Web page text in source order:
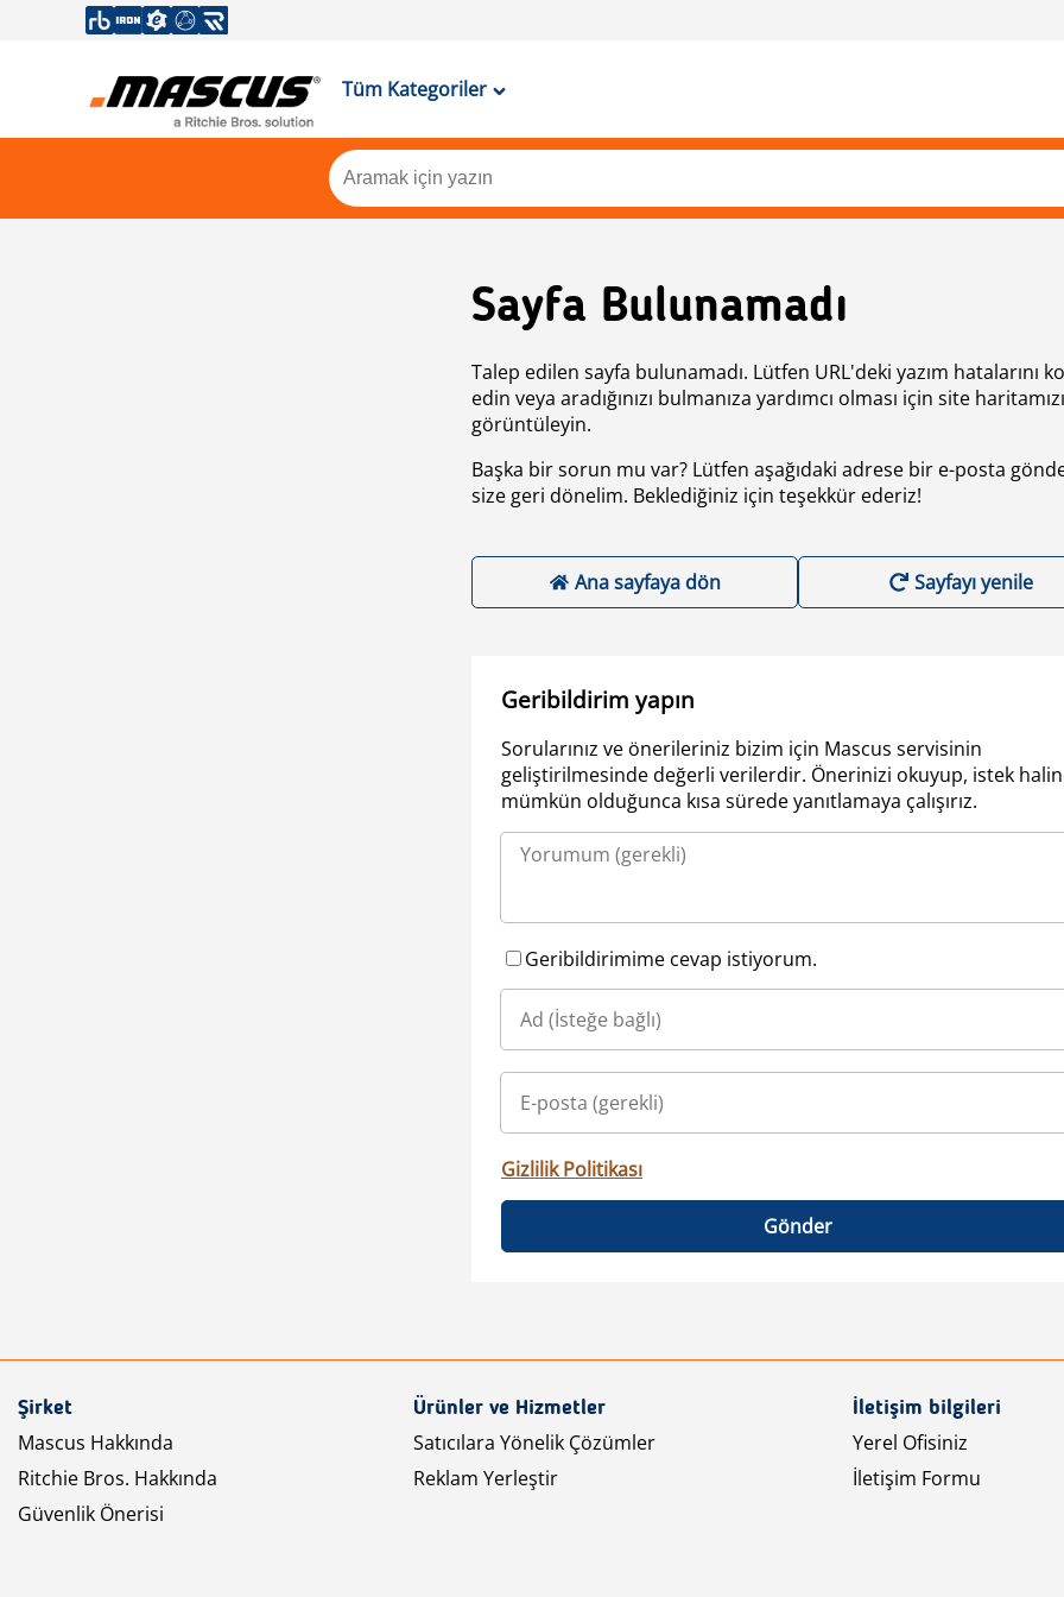
Tüm Kategoriler
Sayfa Bulunamadı
Talep edilen sayfa bulunamadı. Lütfen URL'deki yazım hatalarını
edin veya aradığınızı bulmanıza yardımcı olması için site haritamızı
görüntüleyin.
Başka bir sorun mu var? Lütfen aşağıdaki adrese bir e-posta
size geri dönelim. Beklediğiniz için teşekkür ederiz!
Ana sayfaya dön Sayfayı yenile
Geribildirim yapın
Sorularınız ve önerileriniz bizim için Mascus servisinin
geliştirilmesinde değerli verilerdir. Önerinizi okuyup, istek
mümkün olduğunca kısa sürede yanıtlamaya çalışırız.
Geribildirimime cevap istiyorum.
Gizlilik Politikası
Gönder
Şirket
Mascus Hakkında
Ritchie Bros. Hakkında
Güvenlik Önerisi
Ürünler ve Hizmetler
Satıcılara Yönelik Çözümler
Reklam Yerleştir
İletişim bilgileri
Yerel Ofisiniz
İletişim Formu